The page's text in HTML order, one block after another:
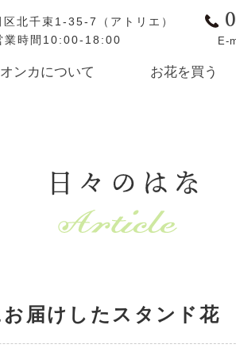
区北千束1-35-7（アトリエ）
業時間10:00-18:00
E-
ンカについて お花を買う
日々のはな
お届けしたスタンド花